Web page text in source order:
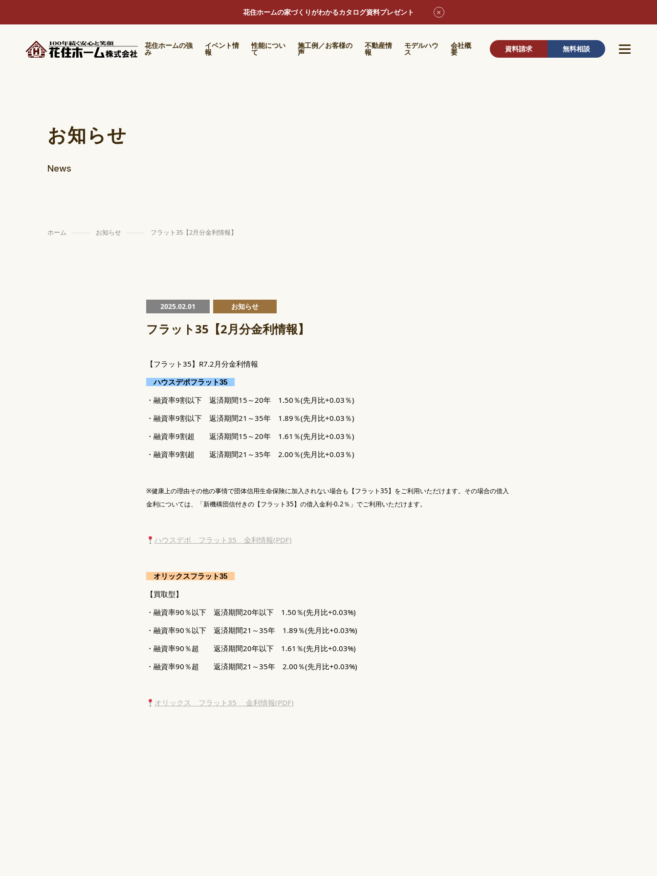
花住ホームの家づくりがわかるカタログ資料プレゼント
花住ホームの強
み
イベント情
報
性能につい
て
施工例／お客様の
声
不動産情
報
モデルハウ
ス
会社概
要 資料請求 無料相談
お知らせ
News
ホーム お知らせ フラット35【2月分金利情報】
2025.02.01 お知らせ
フラット35【2月分金利情報】
【フラット35】R7.2月分金利情報
ハウスデポフラット35
・融資率9割以下 返済期間15～20年 1.50％(先月比+0.03％)
・融資率9割以下 返済期間21～35年 1.89％(先月比+0.03％)
・融資率9割超 返済期間15～20年 1.61％(先月比+0.03％)
・融資率9割超 返済期間21～35年 2.00％(先月比+0.03％)
※健康上の理由その他の事情で団体信用生命保険に加入されない場合も【フラット35】をご利用いただけます。その場合の借入
金利については、「新機構団信付きの【フラット35】の借入金利-0.2％」でご利用いただけます。
ハウスデポ フラット35 金利情報(PDF)
オリックスフラット35
【買取型】
・融資率90％以下 返済期間20年以下 1.50％(先月比+0.03%)
・融資率90％以下 返済期間21～35年 1.89％(先月比+0.03%)
・融資率90％超 返済期間20年以下 1.61％(先月比+0.03%)
・融資率90％超 返済期間21～35年 2.00％(先月比+0.03%)
オリックス フラット35 金利情報(PDF)